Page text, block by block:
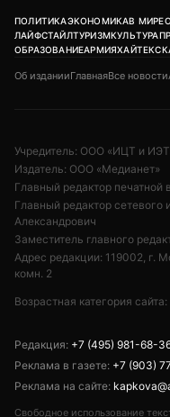
ПОЛИТИКАЭКОНОМИКАВ МИРЕ
ЛАЙФСТАЙЛТУРИЗМКУЛЬТУРА
ОБРАЗОВАНИЕАРМИЯХАЙТЕК
Об изданииГлавнаяВсе новости
Учредитель: ООО «ИЦТ и
Издатель: ООО «Медианет»
Главный редактор печатной
Главный редактор сетевого
Александрович
Заместитель главного
Адрес редакции: 119002, г.
комн. 2
Возрастная категория сайта:
Редакция: +7 (495) 981-68-
Реклама в газете: +7 (903)
Реклама на сайте:
Свободное использование